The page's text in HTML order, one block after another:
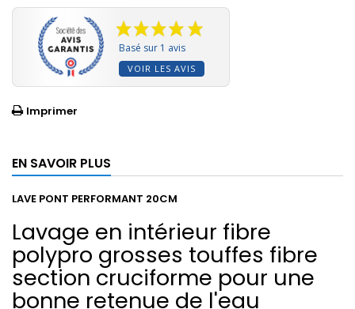
Basé sur 1 avis
VOIR LES AVIS
Imprimer
EN SAVOIR PLUS
LAVE PONT PERFORMANT 20CM
Lavage en intérieur fibre
polypro grosses touffes fibre
section cruciforme pour une
bonne retenue de l'eau